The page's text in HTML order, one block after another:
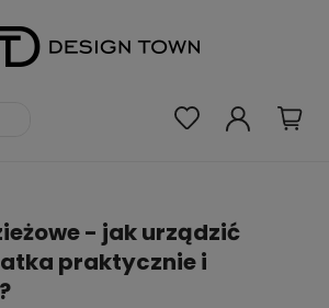
- jak urządzić
praktycznie i